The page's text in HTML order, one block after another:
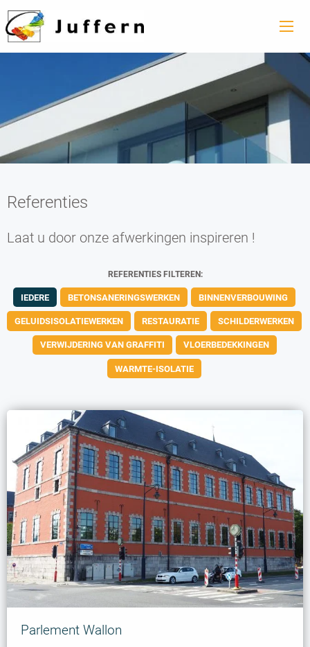
Referenties
Laat u door onze afwerkingen inspireren !
REFERENTIES FILTEREN:
IEDERE BETONSANERINGSWERKEN BINNENVERBOUWING
GELUIDSISOLATIEWERKEN RESTAURATIE SCHILDERWERKEN
VERWIJDERING VAN GRAFFITI VLOERBEDEKKINGEN
WARMTE-ISOLATIE
Parlement Wallon